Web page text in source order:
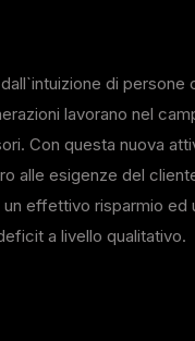
di persone
lavorano nel
Con questa nuova
alle esigenze del
effettivo risparmio ed
a livello qualitativo.